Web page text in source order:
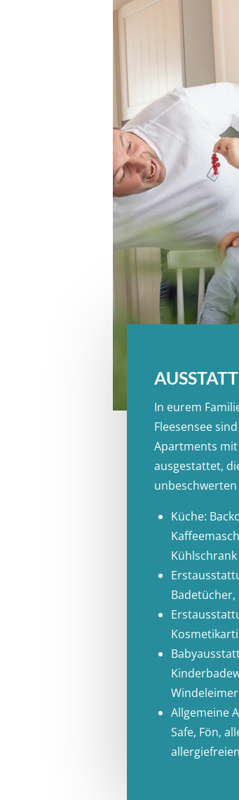
In eurem
Fleesensee
Apartments
ausgestattet,
Küche:
Windeleimer
Allgemeine
Safe, Fön,